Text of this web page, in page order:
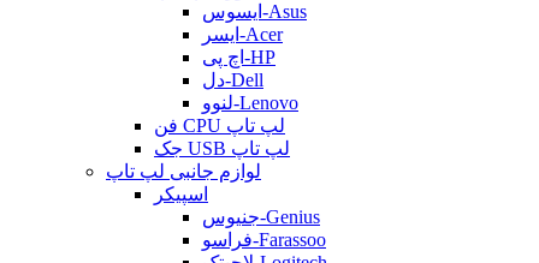
ایسوس-Asus
ایسر-Acer
اچ پی-HP
دل-Dell
لنوو-Lenovo
فن CPU لپ تاپ
جک USB لپ تاپ
لوازم جانبی لپ تاپ
اسپیکر
جنیوس-Genius
فراسو-Farassoo